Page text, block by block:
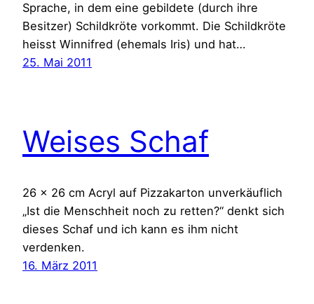
Sprache, in dem eine gebildete (durch ihre
Besitzer) Schildkröte vorkommt. Die Schildkröte
heisst Winnifred (ehemals Iris) und hat…
25. Mai 2011
Weises Schaf
26 x 26 cm Acryl auf Pizzakarton unverkäuflich
„Ist die Menschheit noch zu retten?“ denkt sich
dieses Schaf und ich kann es ihm nicht
verdenken.
16. März 2011